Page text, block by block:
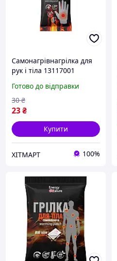
Самонагрівнагрілка для
рук і тіла 13117001
Готово до відправки
23₴
30 ₴
Купити
ХІТМАРТ 100%